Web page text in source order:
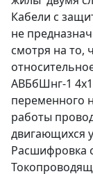
Кабели с
не
смотря на то,
АВБбШнг-1
переменного
работы
двигающихся
Расшифровка